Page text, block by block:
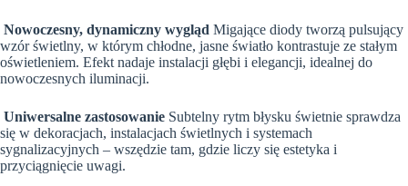
Nowoczesny, dynamiczny wygląd Migające diody tworzą pulsujący
wzór świetlny, w którym chłodne, jasne światło kontrastuje ze stałym
oświetleniem. Efekt nadaje instalacji głębi i elegancji, idealnej do
nowoczesnych iluminacji.
Uniwersalne zastosowanie Subtelny rytm błysku świetnie sprawdza
się w dekoracjach, instalacjach świetlnych i systemach
sygnalizacyjnych – wszędzie tam, gdzie liczy się estetyka i
przyciągnięcie uwagi.